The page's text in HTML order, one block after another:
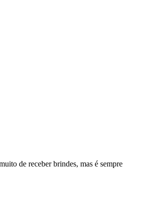
de receber brindes, mas é sempre